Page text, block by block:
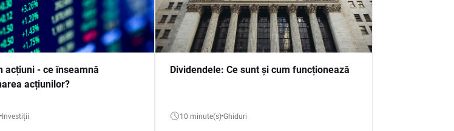
acțiuni - ce înseamnă
acțiunilor?
Investiții
Dividendele: Ce sunt și cum funcționează
10 minute(s) Ghiduri